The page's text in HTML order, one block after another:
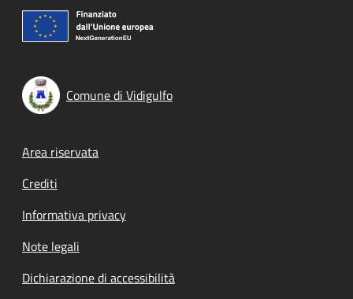
Comune di Vidigulfo
Footer menu
Area riservata
Crediti
Informativa privacy
Note legali
Dichiarazione di accessibilità